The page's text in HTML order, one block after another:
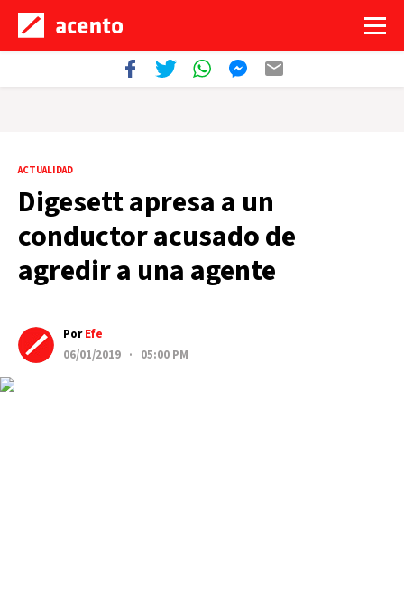
ACTUALIDAD
Digesett apresa a un
conductor acusado de
agredir a una agente
PorEfe
06/01/2019 · 05:00 PM